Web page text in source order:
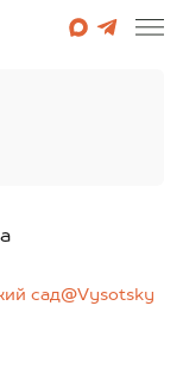
сад@Vysotsky